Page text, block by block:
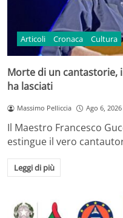
Articoli Cronaca Cultura
Morte di un cantastorie,
ha lasciati
Massimo Pelliccia Ago 6,
Il Maestro Francesco
estingue il vero
Leggi di più